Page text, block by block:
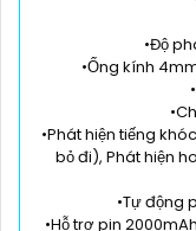
•Độ
•Ống kính
•Phát hiện tiếng
bỏ đi), Phát hiện
•Tự động
•Hỗ trợ pin